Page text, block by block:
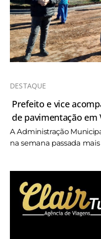
DESTAQUE
Prefeito e vice
de pavimentação em
A Administração
na semana passada